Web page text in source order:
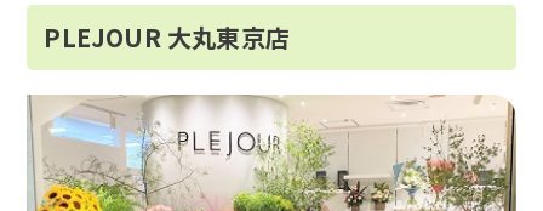
PLEJOUR 大丸東京店